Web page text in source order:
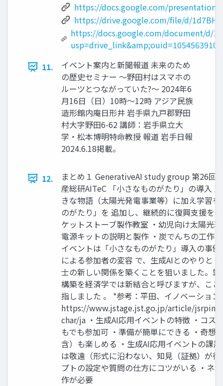
https://docs.google.com/presentation/
https://drive.google.com/file/d/
https://docs.google.com/document/d/
11.
イベント案内と新聞報道 未来のため
の歴史セミナー ～野田村はスマホの
ルーツとつながっていた?～ 2024年6
月16日（日）10時～12時 アジア民族
造形館内庵日形井 岩手県九戸郡野田
村大字野田6-62 講師：岩手県立大
学・松本博明特命教授 報道 岩手日報
2024.6.18掲載。
12.
まとめ１ GenerativeAI study group 第26回
産総研AITeC 「小さなものがたり」の導入
きな物語（太陽光発電事業等）に加え学習
のがたり」を 追加し、継続的に復興支援を
ケットストーブ製作教室 ・幼児向け太陽光
電源キットの説明と製作 ・炭でんちの工作
イベントは「小さなものがたり」導入の事
による参加者の変容 で、生成AIとのやりと
士の新しい関係を築くことを狙いました。
構築を経済学では新結合と呼びますが、こ
指しました 。 *参考：平田、イノベーショ
https://www.jstage.jst.go.jp/article/
char/ja ・生成AI応用イベントの特徴 ・コス
もでも参加可 ・準備が簡単にできる ・奇想
含）も楽しめる ・生成AI応用イベントの課
は敬遠（形式に沿わない、知見（証拠）が
プトの設定や質問の仕方にコツがいる ・ネ
作が必要